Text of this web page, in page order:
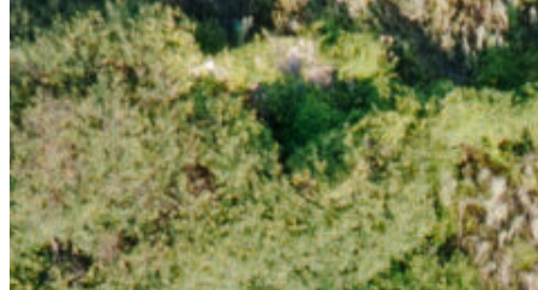
СПОРТ И ОТДЫХ
ТЕРРИТОРИЯ
КАК ДО НАС ДОБРАТЬСЯ